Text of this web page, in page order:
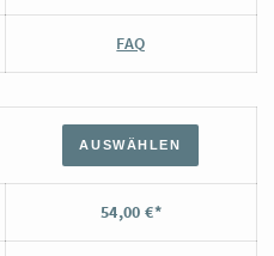
FAQ
AUSWÄHLEN
54,00 €*